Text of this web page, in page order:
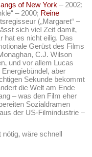
of New York – 2002;
– 2000; Reine
(„Margaret“ –
sich viel Zeit damit,
hat es nicht eilig. Das
Gerüst des Films
C.J. Wilson
und vor allem Lucas
aber
Sekunde bekommt
die Welt am Ende
– was den Film eher
Sozialdramen
der US-Filmindustrie –
nötig, wäre schnell